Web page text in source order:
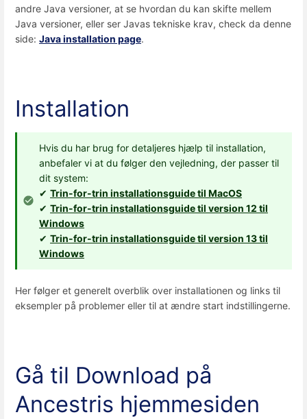
andre Java versioner, at se hvordan du kan skifte mellem
Java versioner, eller ser Javas tekniske krav, check da denne
side: Java installation page.
Installation
Hvis du har brug for detaljeres hjælp til installation,
anbefaler vi at du følger den vejledning, der passer til
dit system:
✔ Trin-for-trin installationsguide til MacOS
✔ Trin-for-trin installationsguide til version 12 til
Windows
✔ Trin-for-trin installationsguide til version 13 til
Windows
Her følger et generelt overblik over installationen og links til
eksempler på problemer eller til at ændre start indstillingerne.
Gå til Download på
Ancestris hjemmesiden